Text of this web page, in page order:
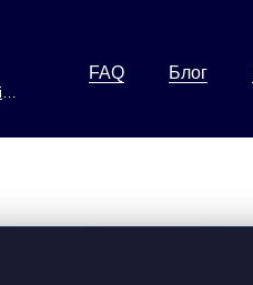
FAQ Блог